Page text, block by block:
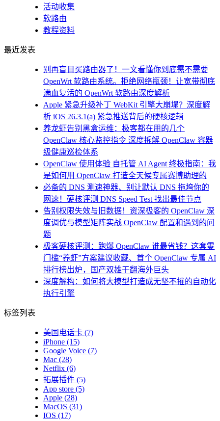
活动收集
软路由
教程资料
最近发表
别再盲目买路由器了！一文看懂你到底需不需要
OpenWrt 软路由系统。拒绝网络瓶颈！让宽带彻底
满血复活的 OpenWrt 软路由深度解析
Apple 紧急升级补丁 WebKit 引擎大崩塌？深度解
析 iOS 26.3.1(a) 紧急推送背后的硬核逻辑
养龙虾告别黑盒运维：极客都在用的几个
OpenClaw 核心监控指令 深度拆解 OpenClaw 容器
级健康巡检体系
OpenClaw 使用体验 自托管 AI Agent 终极指南：我
是如何用 OpenClaw 打造全天候专属赛博助理的
必备的 DNS 测速神器、别让默认 DNS 拖垮你的
网速！硬核评测 DNS Speed Test 找出最佳节点
告别权限失效与旧数据！资深极客的 OpenClaw 深
度调优与模型矩阵实战 OpenClaw 配置和遇到的问
题
极客硬核评测：跑爆 OpenClaw 谁最省钱？这套零
门槛“养虾”方案建议收藏、首个 OpenClaw 专属 AI
排行榜出炉，国产双雄干翻海外巨头
深度解构：如何将大模型打造成无坚不摧的自动化
执行引擎
标签列表
美国电话卡 (7)
iPhone (15)
Google Voice (7)
Mac (28)
Netflix (6)
拓展插件 (5)
App store (5)
Apple (28)
MacOS (31)
IOS (17)